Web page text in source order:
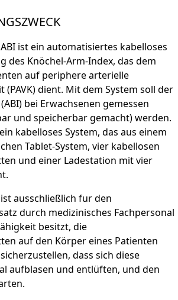
ABI ist ein automatisiertes kabelloses
des Knöchel-Arm-Index, das dem
auf periphere arterielle
(PAVK) dient. Mit dem System soll der
bei Erwachsenen gemessen
und speicherbar gemacht) werden.
kabelloses System, das aus einem
Tablet-System, vier kabellosen
und einer Ladestation mit vier
ist ausschließlich fur den
durch medizinisches Fachpersonal
besitzt, die
auf den Körper eines Patienten
dass sich diese
aufblasen und entlüften, und den